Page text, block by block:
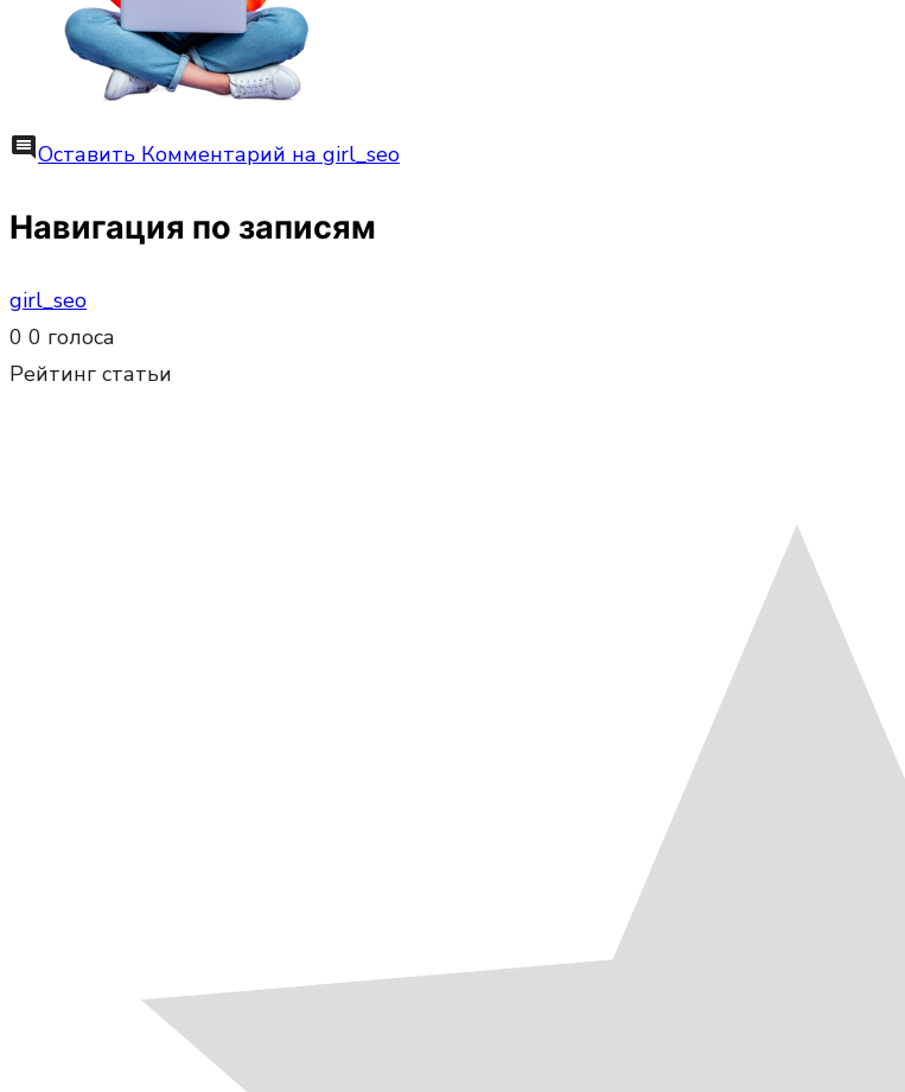
commentОставить Комментарий на girl_seo
Навигация по записям
girl_seo
0 0 голоса
Рейтинг статьи